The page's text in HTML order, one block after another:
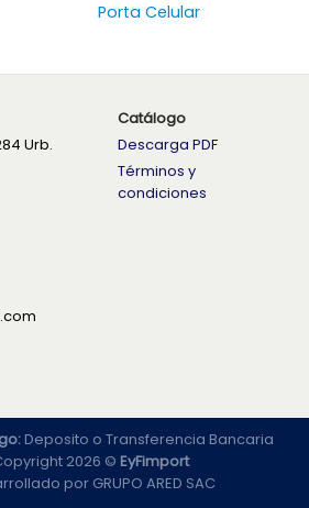
Porta Celular
Urb.
Catálogo
Descarga PDF
Términos y
condiciones
Deposito o Transferencia Bancaria
2026 © EyFimport
por GRUPO ARED SAC